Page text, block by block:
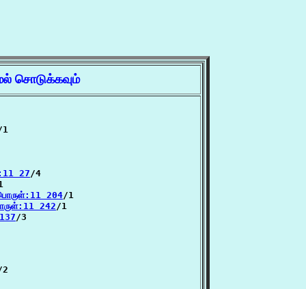
சொடுக்கவும்
27/4
204/1
242/1
/3